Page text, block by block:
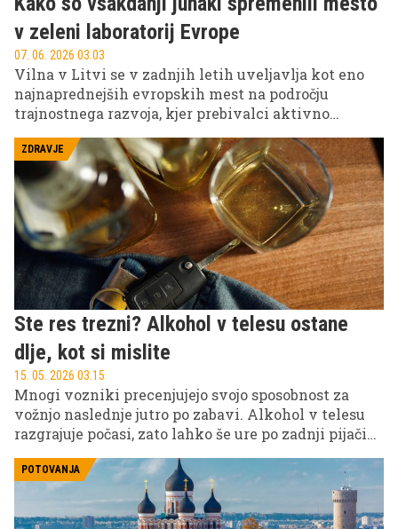
v zeleni laboratorij Evrope
07. 06. 2026 03.03
Vilna v Litvi se v zadnjih letih uveljavlja kot eno
najnaprednejših evropskih mest na področju
trajnostnega razvoja, kjer prebivalci aktivno
dokazujejo, da lahko prav vsak posameznik
prispeva k spremembam v svojem mestu.
ZDRAVJE
Ste res trezni? Alkohol v telesu ostane
dlje, kot si mislite
15. 05. 2026 03.15
Mnogi vozniki precenjujejo svojo sposobnost za
vožnjo naslednje jutro po zabavi. Alkohol v telesu
razgrajuje počasi, zato lahko še ure po zadnji pijači
bistveno zmanjšuje zbranost in reakcijski čas, kar
vodi v nevarnost v prometu.
POTOVANJA